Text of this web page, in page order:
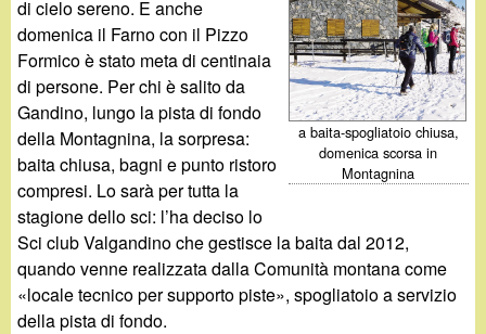
i
n
o
.
i
t
a
a baita-spogliatoio chiusa,
domenica scorsa in
Montagnina
di cielo sereno. E anche
domenica il Farno con il Pizzo
Formico è stato meta di centinaia
di persone. Per chi è salito da
Gandino, lungo la pista di fondo
della Montagnina, la sorpresa:
baita chiusa, bagni e punto ristoro
compresi. Lo sarà per tutta la
stagione dello sci: l’ha deciso lo
Sci club Valgandino che gestisce la baita dal 2012,
quando venne realizzata dalla Comunità montana come
«locale tecnico per supporto piste», spogliatoio a servizio
della pista di fondo.